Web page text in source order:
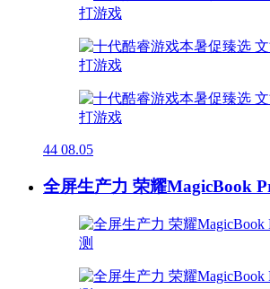
44 08.05
全屏生产力 荣耀MagicBook